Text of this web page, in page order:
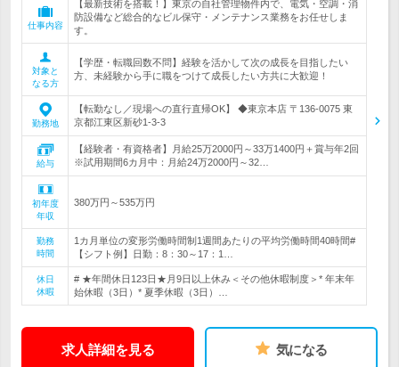
仕事内容
【最新技術を搭載！】東京の自社管理物件内で、電気・空調・消
防設備など総合的なビル保守・メンテナンス業務をお任せしま
す。
対象と
なる方
【学歴・転職回数不問】経験を活かして次の成長を目指したい
方、未経験から手に職をつけて成長したい方共に大歓迎！
勤務地
【転勤なし／現場への直行直帰OK】 ◆東京本店 〒136-0075 東
京都江東区新砂1-3-3
給与
【経験者・有資格者】月給25万2000円～33万1400円＋賞与年2回
※試用期間6カ月中：月給24万2000円～32…
初年度
年収
380万円～535万円
勤務
時間
1カ月単位の変形労働時間制1週間あたりの平均労働時間40時間#
【シフト例】日勤：8：30～17：1…
休日
休暇
# ★年間休日123日★月9日以上休み＜その他休暇制度＞* 年末年
始休暇（3日）* 夏季休暇（3日）…
求人詳細を見る 気になる